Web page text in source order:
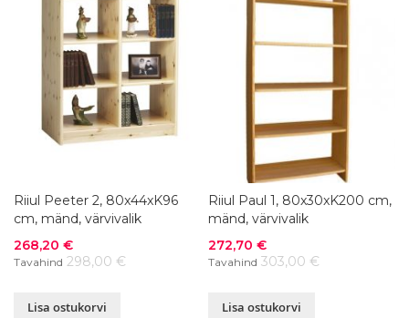
Riiul Peeter 2, 80x44xK96
cm, mänd, värvivalik
Soodushind
268,20 €
Tavahind 298,00 €
Lisa ostukorvi
Riiul Paul 1, 80x30xK200 cm,
mänd, värvivalik
Soodushind
272,70 €
Tavahind 303,00 €
Lisa ostukorvi